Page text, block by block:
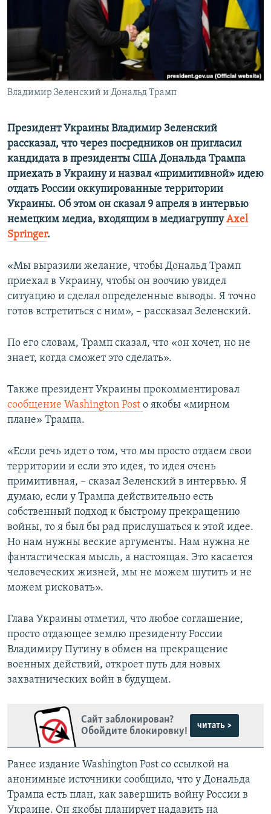
ПОБЕДИТЕЛЕЙ НЕ СУДЯТ?
КРЫМ.НЕПОКОРЕННЫЙ
УКРАИНСКАЯ ПРОБЛЕМА КРЫМА
ПРИСОЕДИНЯЙТЕСЬ!
Все сайты RFE/RL
Владимир Зеленский и Дональд Трамп
Президент Украины Владимир Зеленский
рассказал, что через посредников он пригласил
кандидата в президенты США Дональда Трампа
приехать в Украину и назвал «примитивной» идею
отдать России оккупированные территории
Украины. Об этом он сказал 9 апреля в интервью
немецким медиа, входящим в медиагруппуAxel
Springer.
«Мы выразили желание, чтобы Дональд Трамп
приехал в Украину, чтобы он воочию увидел
ситуацию и сделал определенные выводы. Я точно
готов встретиться с ним», – рассказал Зеленский.
По его словам, Трамп сказал, что «он хочет, но не
знает, когда сможет это сделать».
Также президент Украины прокомментировал
сообщение Washington Post о якобы «мирном
плане» Трампа.
«Если речь идет о том, что мы просто отдаем свои
территории и если это идея, то идея очень
примитивная, – сказал Зеленский в интервью. Я
думаю, если у Трампа действительно есть
собственный подход к быстрому прекращению
войны, то я был бы рад прислушаться к этой идее.
Но нам нужны веские аргументы. Нам нужна не
фантастическая мысль, а настоящая. Это касается
человеческих жизней, мы не можем шутить и не
можем рисковать».
Глава Украины отметил, что любое соглашение,
просто отдающее землю президенту России
Владимиру Путину в обмен на прекращение
военных действий, откроет путь для новых
захватнических войн в будущем.
Сайт заблокирован?
Обойдите блокировку!
читать >
Ранее издание Washington Post со ссылкой на
анонимные источники сообщило, что у Дональда
Трампа есть план, как завершить войну России в
Украине. Он якобы планирует надавить на